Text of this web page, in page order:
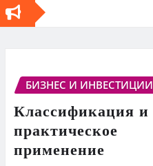
БИЗНЕС И ИНВЕСТИЦИИ
Классификация и
практическое
применение